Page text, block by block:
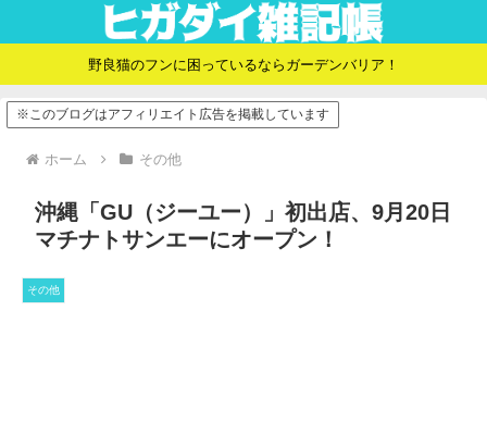
野良猫のフンに困っているならガーデンバリア！
※このブログはアフィリエイト広告を掲載しています
ホーム その他
沖縄「GU（ジーユー）」初出店、9月20日
マチナトサンエーにオープン！
その他